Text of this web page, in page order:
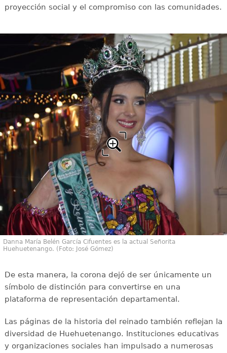
proyección social y el compromiso con las comunidades.
Danna María Belén García Cifuentes es la actual Señorita
Huehuetenango. (Foto: José Gómez)
De esta manera, la corona dejó de ser únicamente un
símbolo de distinción para convertirse en una
plataforma de representación departamental.
Las páginas de la historia del reinado también reflejan la
diversidad de Huehuetenango. Instituciones educativas
y organizaciones sociales han impulsado a numerosas